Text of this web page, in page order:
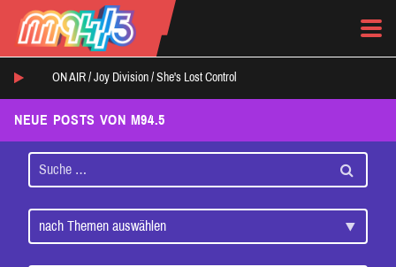
ON AIR / Joy Division / She's Lost Control
NEUE POSTS VON M94.5